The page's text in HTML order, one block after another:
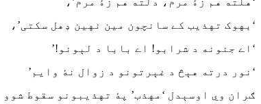
‘بهوک تهذیب کے سانچون مین نهین ډهل سکتی’،
‘اے جنونه د شرابو! اے بابا د لېونو!’
‘نور درته هېڅ د غېرتونو د زوال نۀ وایم’
ګران وي اوسېدل ‘مهذب’ پۀ تهذیبونو سقوط